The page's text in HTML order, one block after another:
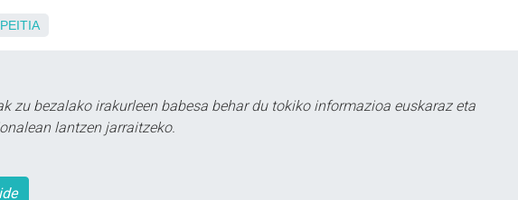
zu bezalako irakurleen babesa behar du tokiko informazioa euskaraz eta
lantzen jarraitzeko.